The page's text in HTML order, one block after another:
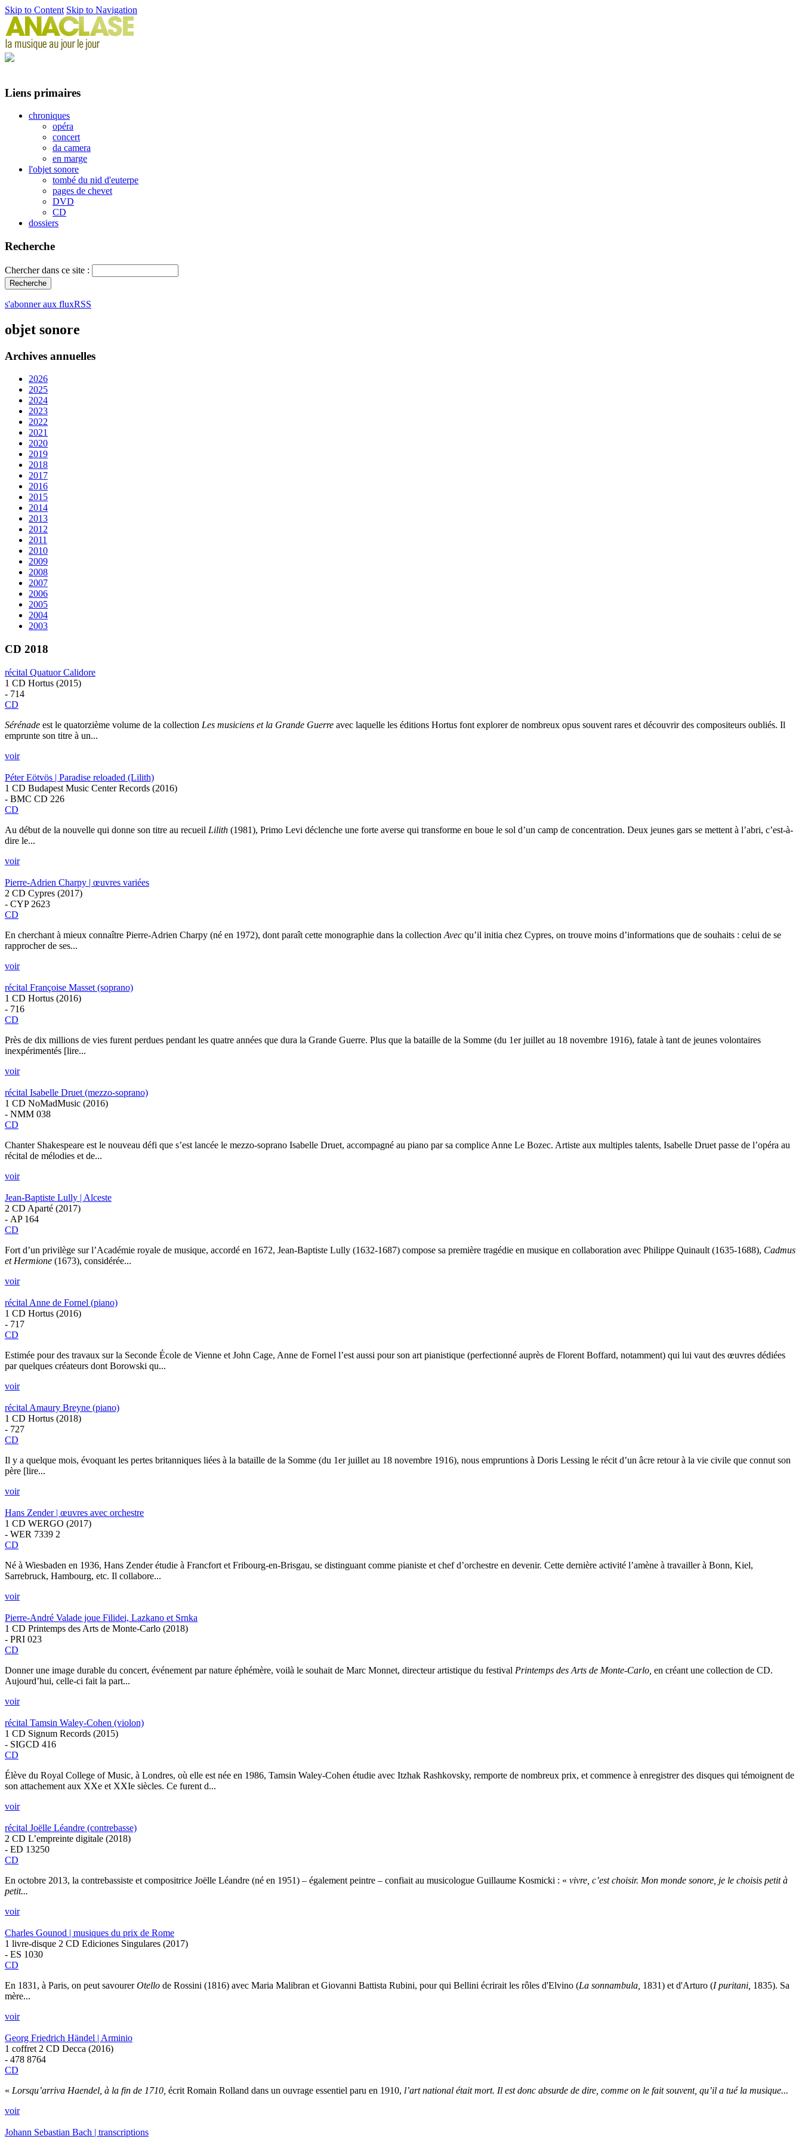
Skip to Content Skip to Navigation
Liens primaires
chroniques
opéra
concert
da camera
en marge
l'objet sonore
tombé du nid d'euterpe
pages de chevet
DVD
CD
dossiers
Recherche
Chercher dans ce site :
s'abonner aux fluxRSS
objet sonore
Archives annuelles
2026
2025
2024
2023
2022
2021
2020
2019
2018
2017
2016
2015
2014
2013
2012
2011
2010
2009
2008
2007
2006
2005
2004
2003
CD 2018
récital Quatuor Calidore
1 CD Hortus (2015)
- 714
CD
Sérénade est le quatorzième volume de la collection Les musiciens et la Grande Guerre avec laquelle les éditions Hortus font explorer de nombreux opus souvent rares et découvrir des compositeurs oubliés. Il
emprunte son titre à un...
voir
Péter Eötvös | Paradise reloaded (Lilith)
1 CD Budapest Music Center Records (2016)
- BMC CD 226
CD
Au début de la nouvelle qui donne son titre au recueil Lilith (1981), Primo Levi déclenche une forte averse qui transforme en boue le sol d’un camp de concentration. Deux jeunes gars se mettent à l’abri, c’est-à-
dire le...
voir
Pierre-Adrien Charpy | œuvres variées
2 CD Cypres (2017)
- CYP 2623
CD
En cherchant à mieux connaître Pierre-Adrien Charpy (né en 1972), dont paraît cette monographie dans la collection Avec qu’il initia chez Cypres, on trouve moins d’informations que de souhaits : celui de se
rapprocher de ses...
voir
récital Françoise Masset (soprano)
1 CD Hortus (2016)
- 716
CD
Près de dix millions de vies furent perdues pendant les quatre années que dura la Grande Guerre. Plus que la bataille de la Somme (du 1er juillet au 18 novembre 1916), fatale à tant de jeunes volontaires
inexpérimentés [lire...
voir
récital Isabelle Druet (mezzo-soprano)
1 CD NoMadMusic (2016)
- NMM 038
CD
Chanter Shakespeare est le nouveau défi que s’est lancée le mezzo-soprano Isabelle Druet, accompagné au piano par sa complice Anne Le Bozec. Artiste aux multiples talents, Isabelle Druet passe de l’opéra au
récital de mélodies et de...
voir
Jean-Baptiste Lully | Alceste
2 CD Aparté (2017)
- AP 164
CD
Fort d’un privilège sur l’Académie royale de musique, accordé en 1672, Jean-Baptiste Lully (1632-1687) compose sa première tragédie en musique en collaboration avec Philippe Quinault (1635-1688), Cadmus
et Hermione (1673), considérée...
voir
récital Anne de Fornel (piano)
1 CD Hortus (2016)
- 717
CD
Estimée pour des travaux sur la Seconde École de Vienne et John Cage, Anne de Fornel l’est aussi pour son art pianistique (perfectionné auprès de Florent Boffard, notamment) qui lui vaut des œuvres dédiées
par quelques créateurs dont Borowski qu...
voir
récital Amaury Breyne (piano)
1 CD Hortus (2018)
- 727
CD
Il y a quelque mois, évoquant les pertes britanniques liées à la bataille de la Somme (du 1er juillet au 18 novembre 1916), nous empruntions à Doris Lessing le récit d’un âcre retour à la vie civile que connut son
père [lire...
voir
Hans Zender | œuvres avec orchestre
1 CD WERGO (2017)
- WER 7339 2
CD
Né à Wiesbaden en 1936, Hans Zender étudie à Francfort et Fribourg-en-Brisgau, se distinguant comme pianiste et chef d’orchestre en devenir. Cette dernière activité l’amène à travailler à Bonn, Kiel,
Sarrebruck, Hambourg, etc. Il collabore...
voir
Pierre-André Valade joue Filidei, Lazkano et Srnka
1 CD Printemps des Arts de Monte-Carlo (2018)
- PRI 023
CD
Donner une image durable du concert, événement par nature éphémère, voilà le souhait de Marc Monnet, directeur artistique du festival Printemps des Arts de Monte-Carlo, en créant une collection de CD.
Aujourd’hui, celle-ci fait la part...
voir
récital Tamsin Waley-Cohen (violon)
1 CD Signum Records (2015)
- SIGCD 416
CD
Élève du Royal College of Music, à Londres, où elle est née en 1986, Tamsin Waley-Cohen étudie avec Itzhak Rashkovsky, remporte de nombreux prix, et commence à enregistrer des disques qui témoignent de
son attachement aux XXe et XXIe siècles. Ce furent d...
voir
récital Joëlle Léandre (contrebasse)
2 CD L’empreinte digitale (2018)
- ED 13250
CD
En octobre 2013, la contrebassiste et compositrice Joëlle Léandre (né en 1951) – également peintre – confiait au musicologue Guillaume Kosmicki : « vivre, c’est choisir. Mon monde sonore, je le choisis petit à
petit...
voir
Charles Gounod | musiques du prix de Rome
1 livre-disque 2 CD Ediciones Singulares (2017)
- ES 1030
CD
En 1831, à Paris, on peut savourerOtello de Rossini (1816) avec Maria Malibran et Giovanni Battista Rubini, pour qui Bellini écrirait les rôles d'Elvino (La sonnambula, 1831) et d'Arturo (I puritani, 1835). Sa
mère...
voir
Georg Friedrich Händel | Arminio
1 coffret 2 CD Decca (2016)
- 478 8764
CD
« Lorsqu’arriva Haendel, à la fin de 1710, écrit Romain Rolland dans un ouvrage essentiel paru en 1910, l’art national était mort. Il est donc absurde de dire, comme on le fait souvent, qu’il a tué la musique...
voir
Johann Sebastian Bach | transcriptions